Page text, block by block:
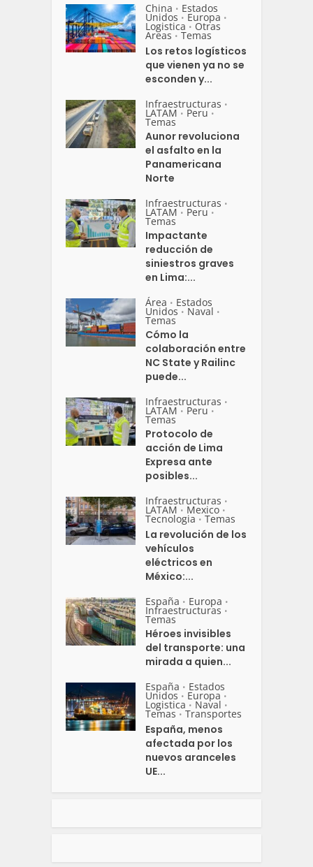
China • Estados
Unidos • Europa •
Logistica • Otras
Areas • Temas
Los retos logísticos
que vienen ya no se
esconden y...
Infraestructuras •
LATAM • Peru •
Temas
Aunor revoluciona
el asfalto en la
Panamericana
Norte
Infraestructuras •
LATAM • Peru •
Temas
Impactante
reducción de
siniestros graves
en Lima:...
Área • Estados
Unidos • Naval •
Temas
Cómo la
colaboración entre
NC State y Railinc
puede...
Infraestructuras •
LATAM • Peru •
Temas
Protocolo de
acción de Lima
Expresa ante
posibles...
Infraestructuras •
LATAM • Mexico •
Tecnologia • Temas
La revolución de los
vehículos
eléctricos en
México:...
España • Europa •
Infraestructuras •
Temas
Héroes invisibles
del transporte: una
mirada a quien...
España • Estados
Unidos • Europa •
Logistica • Naval •
Temas • Transportes
España, menos
afectada por los
nuevos aranceles
UE...